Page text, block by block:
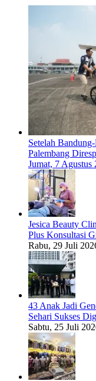
Setelah
Palembang
Jumat, 7 Agustus
Jesica Beauty
Plus Konsultasi
Rabu, 29 Juli
43 Anak Jadi
Sehari Sukses
Sabtu, 25 Juli